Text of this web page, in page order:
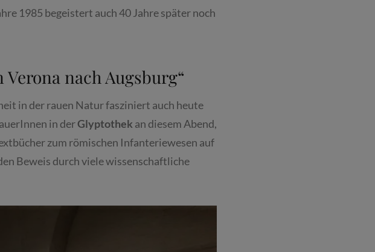
1985 begeistert auch 40 Jahre später noch
nach Augsburg“
in der rauen Natur fasziniert auch heute
in derGlyptothek an diesem Abend,
zum römischen Infanteriewesen auf
Beweis durch viele wissenschaftliche